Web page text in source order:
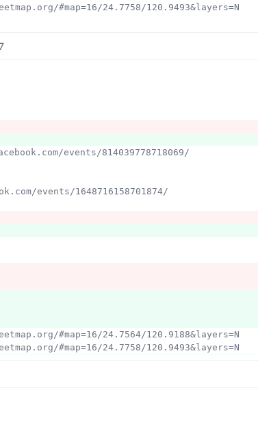
#map=16/24.7758/120.9493&layers=N
events/814039778718069/
events/1648716158701874/
#map=16/24.7564/120.9188&layers=N
#map=16/24.7758/120.9493&layers=N
Campus/hcu/index.html